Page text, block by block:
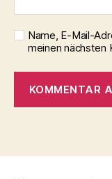
Name, E-Mail-
meinen nächsten